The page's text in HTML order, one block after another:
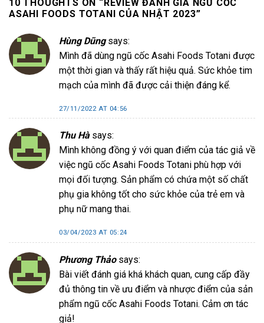
10 THOUGHTS ON “REVIEW ĐÁNH GIÁ NGŨ CỐC
ASAHI FOODS TOTANI CỦA NHẬT 2023”
Hùng Dũng says:
Mình đã dùng ngũ cốc Asahi Foods Totani được
một thời gian và thấy rất hiệu quả. Sức khỏe tim
mạch của mình đã được cải thiện đáng kể.
27/11/2022 AT 04:56
Thu Hà says:
Mình không đồng ý với quan điểm của tác giả về
việc ngũ cốc Asahi Foods Totani phù hợp với
mọi đối tượng. Sản phẩm có chứa một số chất
phụ gia không tốt cho sức khỏe của trẻ em và
phụ nữ mang thai.
03/04/2023 AT 05:24
Phương Thảo says:
Bài viết đánh giá khá khách quan, cung cấp đầy
đủ thông tin về ưu điểm và nhược điểm của sản
phẩm ngũ cốc Asahi Foods Totani. Cảm ơn tác
giả!